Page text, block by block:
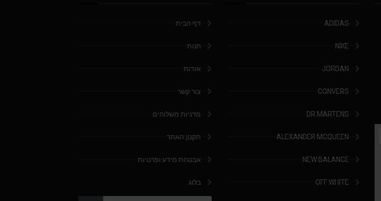
ADIDAS
NIKE
JORDAN
CONVERS
DR.MARTENS
ALEXANDER MCQUEEN
NEW BALANCE
OFF WHITE
דף הבית
חנות
אודות
צור קשר
מדניות משלוחים
תקנון האתר
אבטחת מידע ופרטיות
בלוג